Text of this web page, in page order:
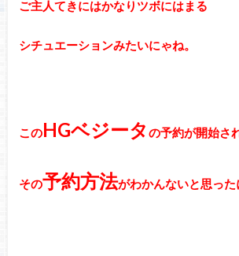
ご主人てきにはかなりツボにはまる
シチュエーションみたいにゃね。
このHGベジータ の予約が開始さ
その予約方法がわかんないと思った